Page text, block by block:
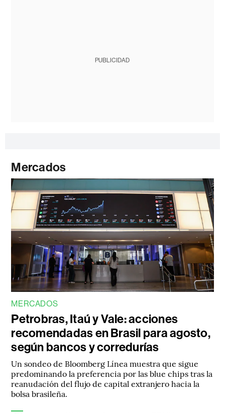
PUBLICIDAD
Mercados
MERCADOS
Petrobras, Itaú y Vale: acciones
recomendadas en Brasil para agosto,
según bancos y corredurías
Un sondeo de Bloomberg Línea muestra que sigue
predominando la preferencia por las blue chips tras la
reanudación del flujo de capital extranjero hacia la
bolsa brasileña.